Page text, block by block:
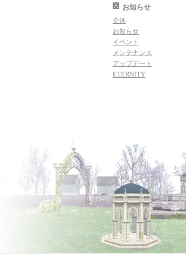
お知らせ
全体
お知らせ
イベント
メンテナンス
アップデート
ETERNITY